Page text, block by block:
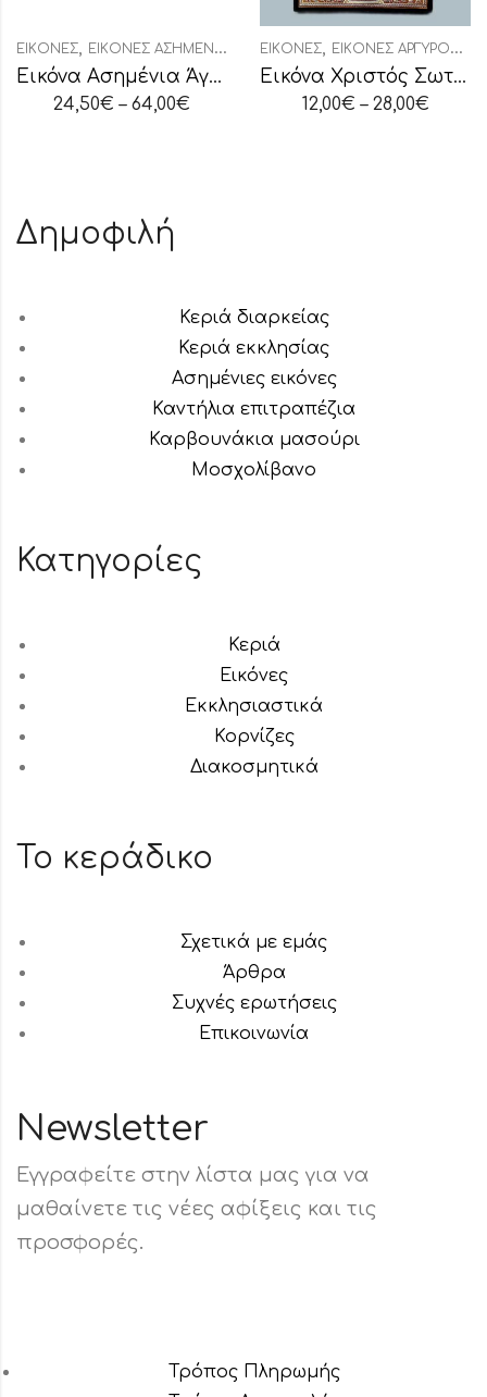
ΕΙΚΌΝΕΣ, ΕΙΚΌΝΕΣ ΑΣΗΜΈΝΙΕΣ ΟΒΆΛ
Εικόνα Ασημένια Άγιος Σπυρίδων
24,50€ – 64,00€
ΕΙΚΌΝΕΣ, ΕΙΚΌΝΕΣ ΑΡΓΥΡΟΧΡΥΣΟΤΥΠΊΑ
Εικόνα Χριστός Σωτήρ του Κόσμου
12,00€ – 28,00€
Δημοφιλή
Κεριά διαρκείας
Κεριά εκκλησίας
Ασημένιες εικόνες
Καντήλια επιτραπέζια
Καρβουνάκια μασούρι
Μοσχολίβανο
Κατηγορίες
Κεριά
Εικόνες
Εκκλησιαστικά
Κορνίζες
Διακοσμητικά
Το κεράδικο
Σχετικά με εμάς
Άρθρα
Συχνές ερωτήσεις
Επικοινωνία
Newsletter
Εγγραφείτε στην λίστα μας για να
μαθαίνετε τις νέες αφίξεις και τις
προσφορές.
Τρόπος Πληρωμής